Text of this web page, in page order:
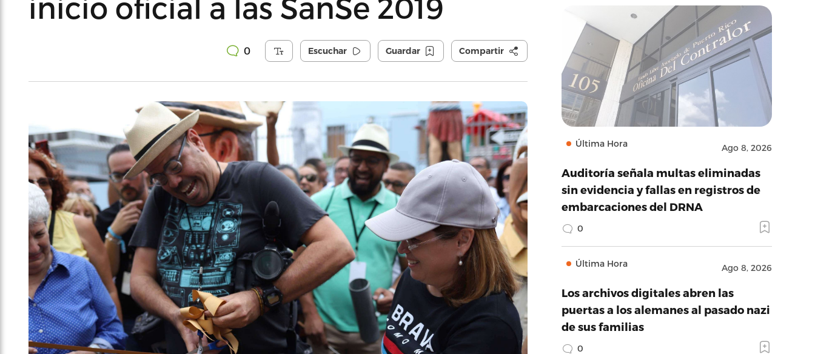
inicio oficial a las SanSe 2019
0 Escuchar Guardar Compartir
Última Hora Ago 8, 2026
Auditoría señala multas eliminadas
sin evidencia y fallas en registros de
embarcaciones del DRNA
0
Última Hora Ago 8, 2026
Los archivos digitales abren las
puertas a los alemanes al pasado nazi
de sus familias
0